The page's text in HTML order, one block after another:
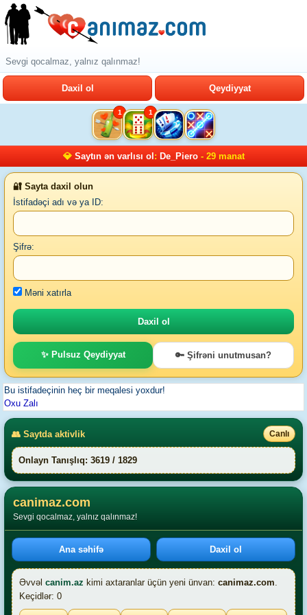
Sevgi qocalmaz, yalnız qalınmaz!
Daxil ol Qeydiyyat
1 1
💎 Saytın ən varlısı ol : De_Piero- 29 manat
🔐 Sayta daxil olun
İstifadəçi adı və ya ID:
Şifrə:
Məni xatırla
✨ Pulsuz Qeydiyyat 🔑 Şifrəni unutmusan?
Bu istifadeçinin heç bir meqalesi yoxdur!
Oxu Zalı
👥 Saytda aktivlik Canlı
Onlayn Tanışlıq: 3619 / 1829
canimaz.com
Sevgi qocalmaz, yalnız qalınmaz!
Ana səhifə Daxil ol
Əvvəl canim.az kimi axtaranlar üçün yeni ünvan: canimaz.com.
Keçidlər: 0